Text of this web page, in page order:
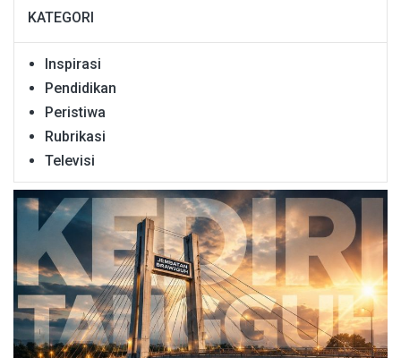
KATEGORI
Inspirasi
Pendidikan
Peristiwa
Rubrikasi
Televisi